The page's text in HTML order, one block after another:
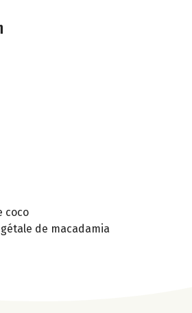
coco
de macadamia